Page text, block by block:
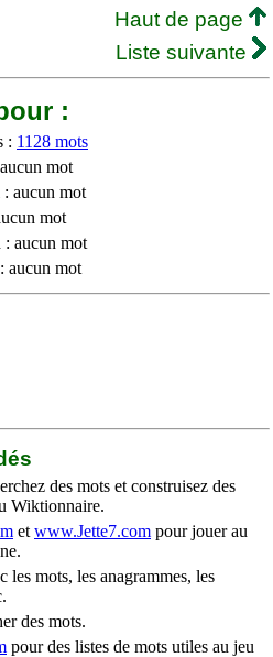
Haut de page
Liste suivante
:
: 1128 mots
mot
: aucun mot
mot
: aucun mot
aucun mot
des mots et construisez des
Wiktionnaire.
et www.Jette7.com pour jouer au
les mots, les anagrammes, les
des mots.
pour des listes de mots utiles au jeu